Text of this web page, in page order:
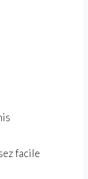
facile